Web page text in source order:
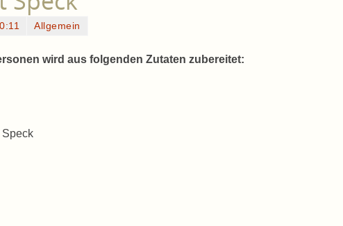
Allgemein
wird aus folgenden Zutaten zubereitet:
Speck